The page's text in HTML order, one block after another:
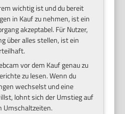
wichtig ist und du bereit
in Kauf zu nehmen, ist ein
akzeptabel. Für Nutzer,
über alles stellen, ist ein
vor dem Kauf genau zu
zu lesen. Wenn du
wechselst und eine
lohnt sich der Umstieg auf
Umschaltzeiten.